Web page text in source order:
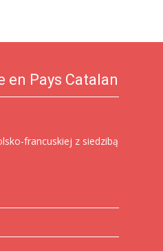
en Pays Catalan
francuskiej z siedzibą